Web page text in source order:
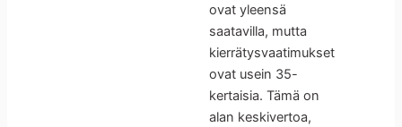
ovat yleensä
saatavilla, mutta
kierrätysvaatimukset
ovat usein 35-
kertaisia. Tämä on
alan keskivertoa,